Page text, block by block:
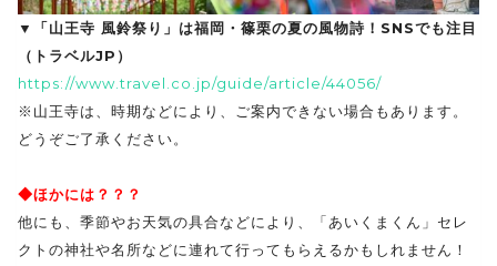
▼「山王寺 風鈴祭り」は福岡・篠栗の夏の風物詩！SNSでも注目
（トラベルJP）
https://www.travel.co.jp/guide/article/44056/
※山王寺は、時期などにより、ご案内できない場合もあります。
どうぞご了承ください。
◆ほかには？？？
他にも、季節やお天気の具合などにより、「あいくまくん」セレ
クトの神社や名所などに連れて行ってもらえるかもしれません！